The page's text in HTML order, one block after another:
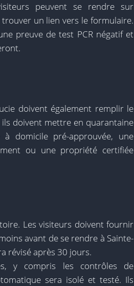
peuvent se rendre sur
un lien vers le formulaire.
preuve de test PCR négatif et
doivent également remplir le
doivent mettre en quarantaine
domicile pré-approuvée, une
ou une propriété certifiée
Les visiteurs doivent fournir
avant de se rendre à Sainte-
révisé après 30 jours.
y compris les contrôles de
sera isolé et testé. Ils